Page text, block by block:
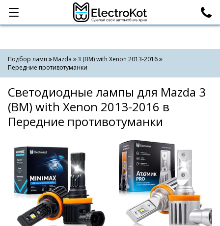
Категории Поиск
Подбор ламп Mazda
3 (BM) with Xenon 2013-2016
Передние противотуманки
Светодиодные лампы для Mazda 3
(BM) with Xenon 2013-2016 в
Передние противотуманки